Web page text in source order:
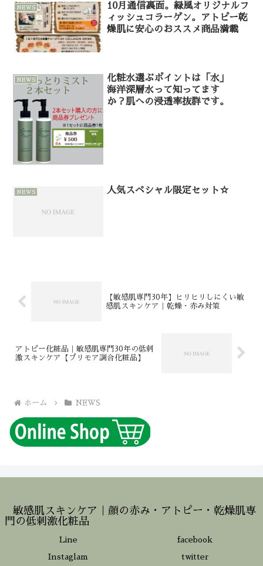
NEWS
10月通信裏面。緑風オリジナルフ
ィッシュコラーゲン。アトピー乾
燥肌に安心のおススメ商品満載
NEWS
化粧水選ぶポイントは「水」
海洋深層水って知ってます
か？肌への浸透率抜群です。
NEWS 人気スペシャル限定セット☆
【敏感肌専門30年】ヒリヒリしにくい敏
感肌スキンケア｜乾燥・赤み対策
アトピー化粧品｜敏感肌専門30年の低刺
激スキンケア【プリモア調合化粧品】
ホーム NEWS
敏感肌スキンケア｜顔の赤み・アトピー・乾燥肌専
門の低刺激化粧品
Line facebook
Instaglam twitter